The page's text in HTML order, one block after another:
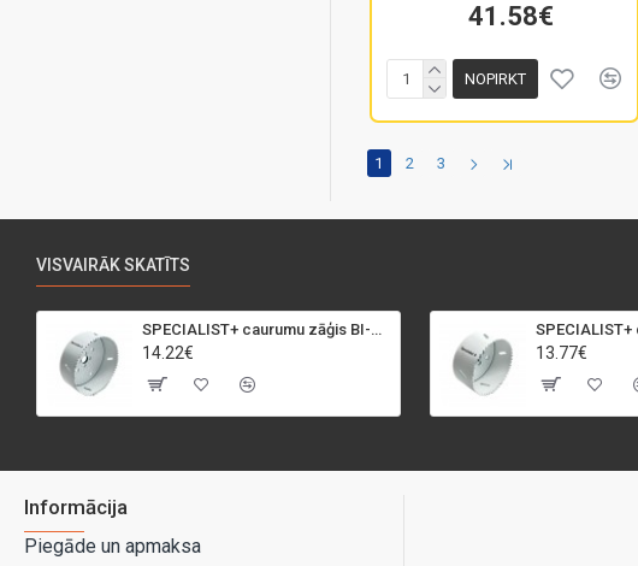
41.58€
NOPIRKT
1 2 3
VISVAIRĀK SKATĪTS
SPECIALIST+ caurumu zāģis BI-METAL, 95 mm
14.22€ 13.77€
Informācija
Piegāde un apmaksa